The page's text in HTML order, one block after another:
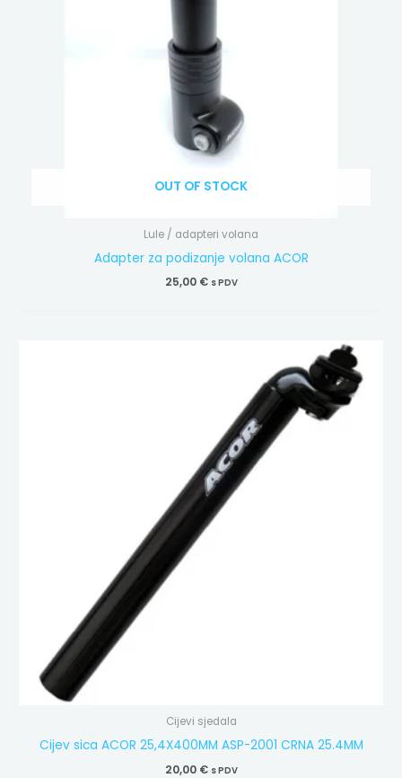
OUT OF STOCK
Lule / adapteri volana
Adapter za podizanje volana ACOR
25,00 € s PDV
Cijevi sjedala
Cijev sica ACOR 25,4X400MM ASP-2001 CRNA 25.4MM
20,00 € s PDV